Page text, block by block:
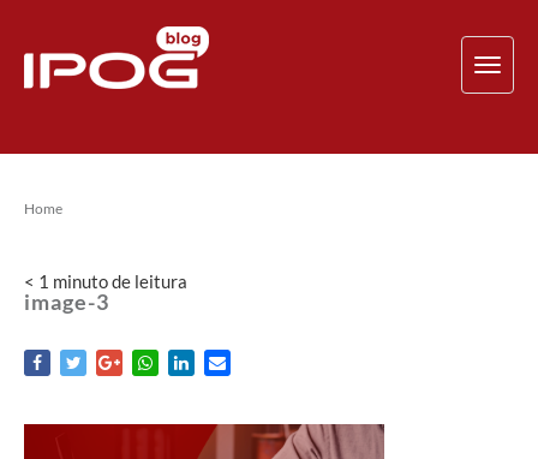
Home
< 1 minutode leitura
image-3